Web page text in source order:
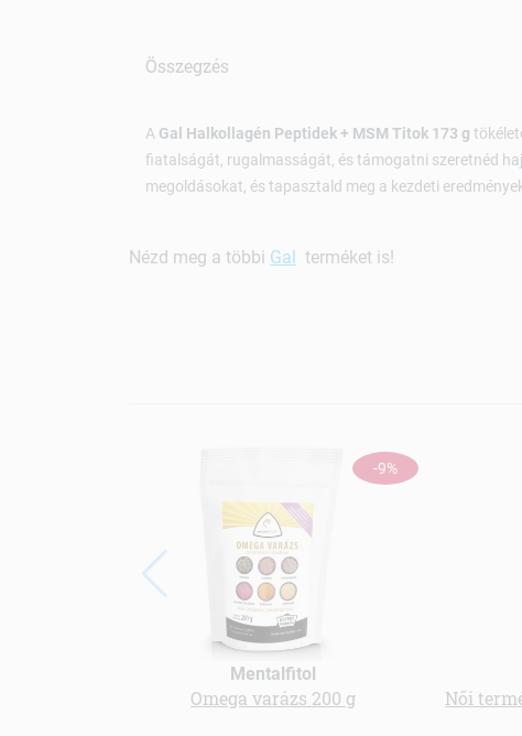
Összegzés
A Gal Halkollagén Peptidek + MSM Titok 173 g
fiatalságát, rugalmasságát, és támogatni szeretnéd
megoldásokat, és tapasztald meg a kezdeti
Nézd meg a többi Gal terméket is!
-9%
Mentalfitol
Omega varázs 200 g Női